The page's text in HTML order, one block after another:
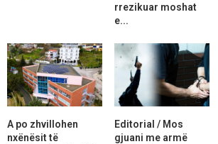
rrezikuar moshat
e...
A po zhvillohen
nxënësit të
Editorial / Mos
gjuani me armë